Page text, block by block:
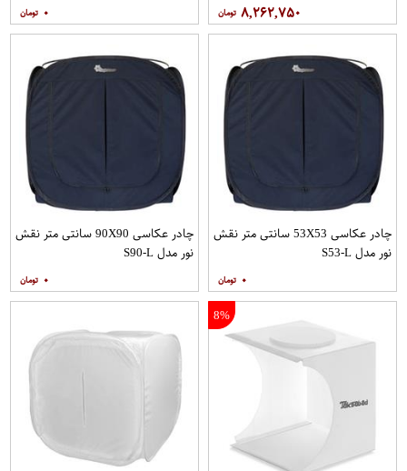
۸,۲۶۲,۷۵۰ ۰
چادر عکاسی 53X53 سانتی متر نقش
نور مدل S53-L
۰
چادر عکاسی 90X90 سانتی متر نقش
نور مدل S90-L
۰
8%